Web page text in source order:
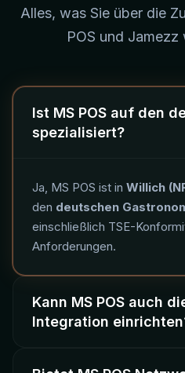
Alles, was Sie über die
POS und Jamezz
Ist MS POS auf den
spezialisiert?
Ja, MS POS ist in Willich
den deutschen
einschließlich TSE-
Anforderungen.
Kann MS POS auch
Integration